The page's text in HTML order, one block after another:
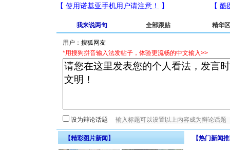
我来说两句 全部跟贴 精华区
用户：
*用搜狗拼音输入法发帖子，体验更流畅的中文输入>>
设为辩论话题
【精彩图片新闻】 【热门新闻